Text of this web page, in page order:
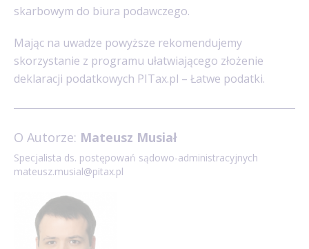
skarbowym do biura podawczego.
Mając na uwadze powyższe rekomendujemy
skorzystanie z programu ułatwiającego złożenie
deklaracji podatkowych PITax.pl – Łatwe podatki.
O Autorze: Mateusz Musiał
Specjalista ds. postępowań sądowo-administracyjnych
mateusz.musial@pitax.pl